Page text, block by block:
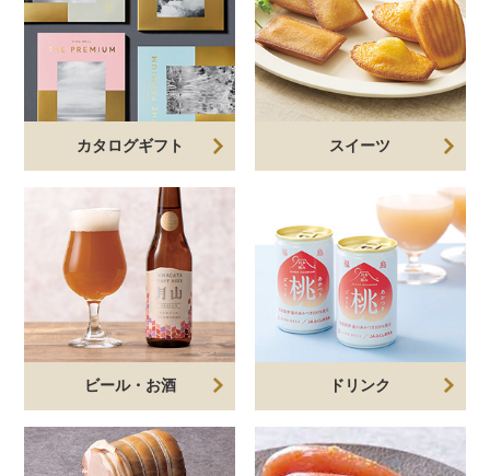
カタログギフト スイーツ
ビール・お酒 ドリンク